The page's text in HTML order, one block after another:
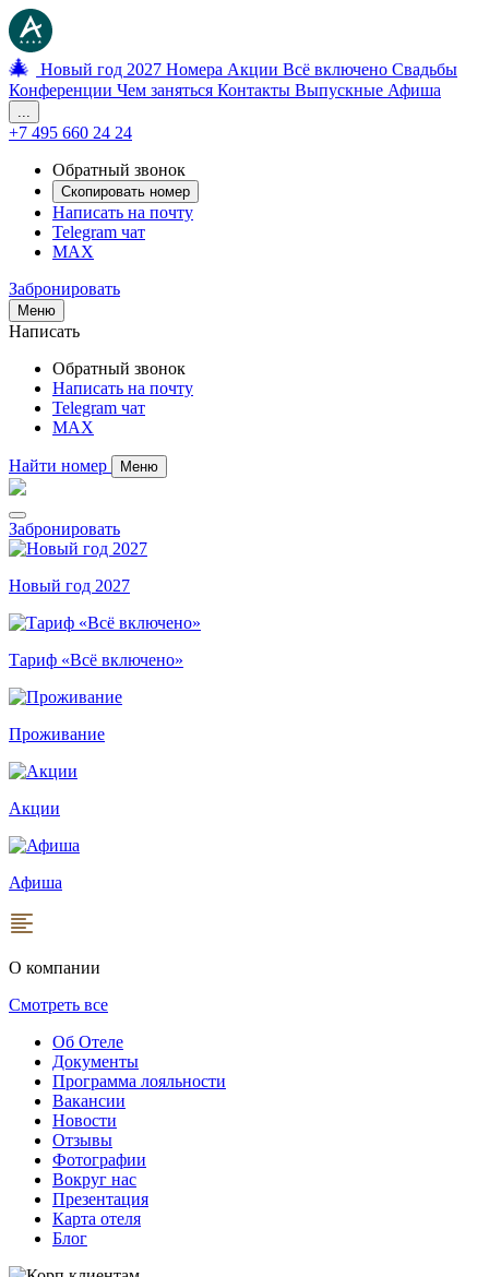
🎄 Новый год 2027 Номера Акции Всё включено Свадьбы
Конференции Чем заняться Контакты Выпускные Афиша
...
+7 495 660 24 24
Обратный звонок
Скопировать номер
Написать на почту
Telegram чат
MAX
Забронировать
Меню
Написать
Обратный звонок
Написать на почту
Telegram чат
MAX
Найти номер Меню
Забронировать
Новый год 2027
Тариф «Всё включено»
Проживание
Акции
Афиша
О компании
Смотреть все
Об Отеле
Документы
Программа лояльности
Вакансии
Новости
Отзывы
Фотографии
Вокруг нас
Презентация
Карта отеля
Блог